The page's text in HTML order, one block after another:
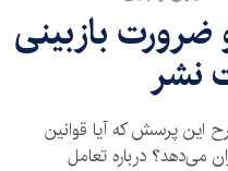
چین و ضرورت بازبینی
نشر
این پرسش که آیا قوانین
می‌دهد؟ درباره تعامل